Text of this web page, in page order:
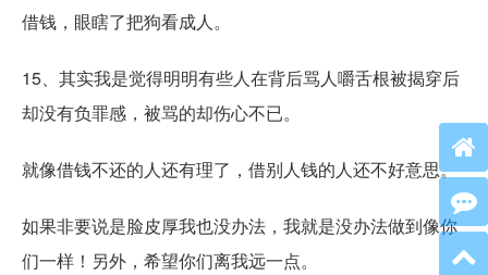
借钱，眼瞎了把狗看成人。
15、其实我是觉得明明有些人在背后骂人嚼舌根被揭穿后
却没有负罪感，被骂的却伤心不已。
就像借钱不还的人还有理了，借别人钱的人还不好意思。
如果非要说是脸皮厚我也没办法，我就是没办法做到像你
们一样！另外，希望你们离我远一点。